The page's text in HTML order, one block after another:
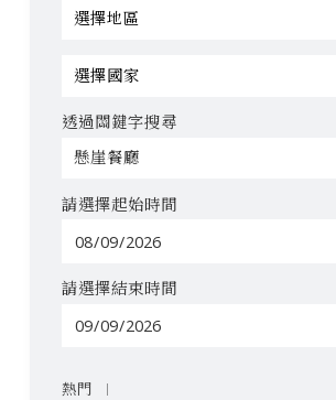
透過關鍵字搜尋
請選擇起始時間
請選擇結束時間
熱門